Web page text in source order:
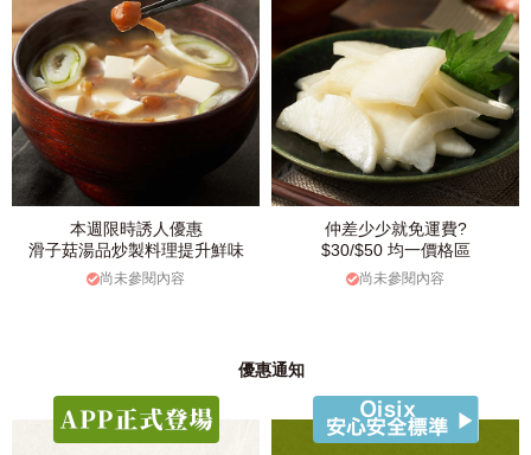
本週限時誘人優惠
滑子菇湯品炒製料理提升鮮味
尚未參閱內容
仲差少少就免運費?
$30/$50 均一價格區
尚未參閱內容
優惠通知